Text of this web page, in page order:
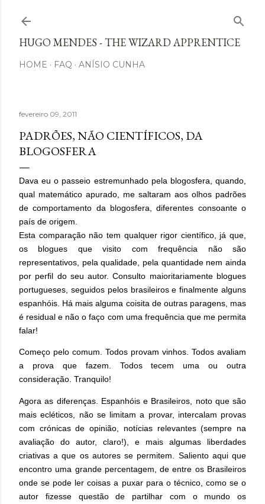
HUGO MENDES - THE WIZARD APPRENTICE
HOME FAQ ANÍSIO CUNHA
fevereiro 09, 2011
PADRÕES, NÃO CIENTÍFICOS, DA
BLOGOSFERA
Dava eu o passeio estremunhado pela blogosfera, quando,
qual matemático apurado, me saltaram aos olhos padrões
de comportamento da blogosfera, diferentes consoante o
país de origem.
Esta comparação não tem qualquer rigor científico, já que,
os blogues que visito com frequência não são
representativos, pela qualidade, pela quantidade nem ainda
por perfil do seu autor. Consulto maioritariamente blogues
portugueses, seguidos pelos brasileiros e finalmente alguns
espanhóis. Há mais alguma coisita de outras paragens, mas
é residual e não o faço com uma frequência que me permita
falar!
Começo pelo comum. Todos provam vinhos. Todos avaliam
a prova que fazem. Todos tecem uma ou outra
consideração. Tranquilo!
Agora as diferenças. Espanhóis e Brasileiros, noto que são
mais ecléticos, não se limitam a provar, intercalam provas
com crónicas de opinião, notícias relevantes (sempre na
avaliação do autor, claro!), e mais algumas liberdades
criativas a que os autores se permitem. Saliento aqui que
encontro uma grande percentagem, de entre os Brasileiros
onde se pode ler coisas a puxar para o técnico, como se o
autor fizesse questão de partilhar com o mundo os